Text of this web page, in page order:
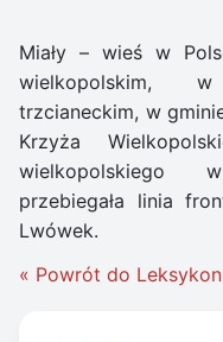
Miały – wieś w
wielkopolskim,
trzcianeckim, w
Krzyża
wielkopolskiego
przebiegała linia
Lwówek.
« Powrót do